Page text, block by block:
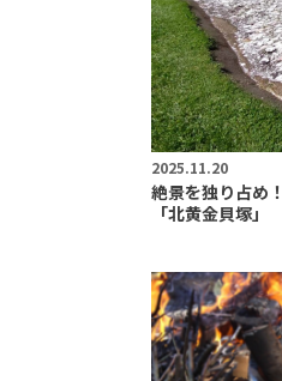
2025.11.20
絶景を独り占め
「北黄金貝塚」